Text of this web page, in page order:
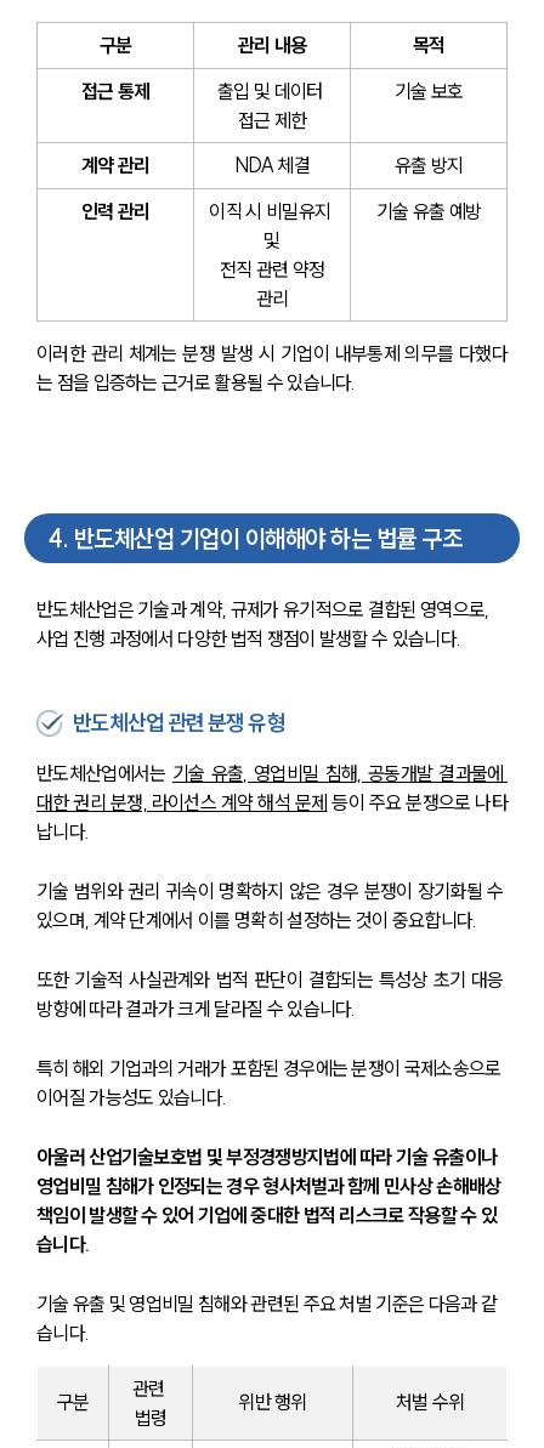
구분 관리 내용
목적
접근 통제
출입 및 데이터
접근 제한
기술 보호
계약 관리 NDA 체결
유출 방지
인력 관리
이직 시 비밀유지
및
관리
기술 유출 예방
이러한 관리 체계는 분쟁 발생 시 기업이 내부통제 의무를 다했다
는 점을 입증하는 근거로 활용될 수 있습니다.
4. 반도체산업 기업이 이해해야 하는 법률 구조
반도체산업은 기술과 계약, 규제가 유기적으로 결합된 영역으로,
사업 진행 과정에서 다양한 법적 쟁점이 발생할 수 있습니다.
반도체산업 관련 분쟁 유형
반도체산업에서는 기술 유출, 영업비밀 침해, 공동개발 결과물에
대한 권리 분쟁, 라이선스 계약 해석 문제 등이 주요 분쟁으로 나타
납니다.
기술 범위와 권리 귀속이 명확하지 않은 경우 분쟁이 장기화될 수
있으며, 계약 단계에서 이를 명확히 설정하는 것이 중요합니다.
또한 기술적 사실관계와 법적 판단이 결합되는 특성상 초기 대응
방향에 따라 결과가 크게 달라질 수 있습니다.
특히 해외 기업과의 거래가 포함된 경우에는 분쟁이 국제소송으로
이어질 가능성도 있습니다.
아울러 산업기술보호법 및 부정경쟁방지법에 따라 기술 유출이나
영업비밀 침해가 인정되는 경우 형사처벌과 함께 민사상 손해배상
책임이 발생할 수 있어 기업에 중대한 법적 리스크로 작용할 수 있
습니다.
기술 유출 및 영업비밀 침해와 관련된 주요 처벌 기준은 다음과 같
습니다.
구분
관련
법령
위반 행위 처벌 수위